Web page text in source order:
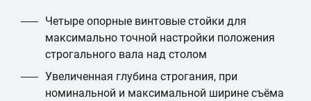
Четыре опорные винтовые стойки для
максимально точной настройки положения
строгального вала над столом
Увеличенная глубина строгания, при
номинальной и максимальной ширине съёма